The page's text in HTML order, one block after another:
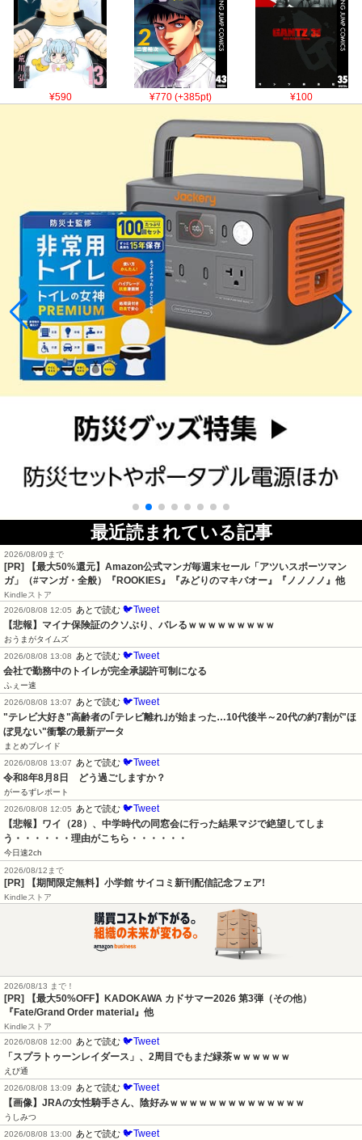
¥590 ¥770 (+385pt) ¥100
最近読まれている記事
2026/08/09まで
[PR]
【最大50%還元】Amazon公式マンガ毎週末セール「アツいスポーツマン
ガ」（#マンガ・全般）『ROOKIES』『みどりのマキバオー』『ノノノノ』他
Kindleストア
2026/08/08 12:05
あとで読む 🐦Tweet
【悲報】マイナ保険証のクソぶり、バレるｗｗｗｗｗｗｗｗｗ
おうまがタイムズ
2026/08/08 13:08
あとで読む 🐦Tweet
会社で勤務中のトイレが完全承認許可制になる
ふぇー速
2026/08/08 13:07
あとで読む 🐦Tweet
"テレビ大好き"高齢者の｢テレビ離れ｣が始まった…10代後半～20代の約7割が"ほ
ぼ見ない"衝撃の最新データ
まとめブレイド
2026/08/08 13:07
あとで読む 🐦Tweet
令和8年8月8日　どう過ごしますか？
がーるずレポート
2026/08/08 12:05
あとで読む 🐦Tweet
【悲報】ワイ（28）、中学時代の同窓会に行った結果マジで絶望してしま
う・・・・・・理由がこちら・・・・・・
今日速2ch
2026/08/12まで
[PR] 【期間限定無料】小学館 サイコミ新刊配信記念フェア!
Kindleストア
2026/08/13 まで！
[PR]
【最大50%OFF】KADOKAWA カドサマー2026 第3弾（その他）
『Fate/Grand Order material』他
Kindleストア
2026/08/08 12:00
あとで読む 🐦Tweet
「スプラトゥーンレイダース」、2周目でもまだ緑茶ｗｗｗｗｗｗ
えび通
2026/08/08 13:09
あとで読む 🐦Tweet
【画像】JRAの女性騎手さん、陰好みｗｗｗｗｗｗｗｗｗｗｗｗｗｗ
うしみつ
2026/08/08 13:00
あとで読む 🐦Tweet